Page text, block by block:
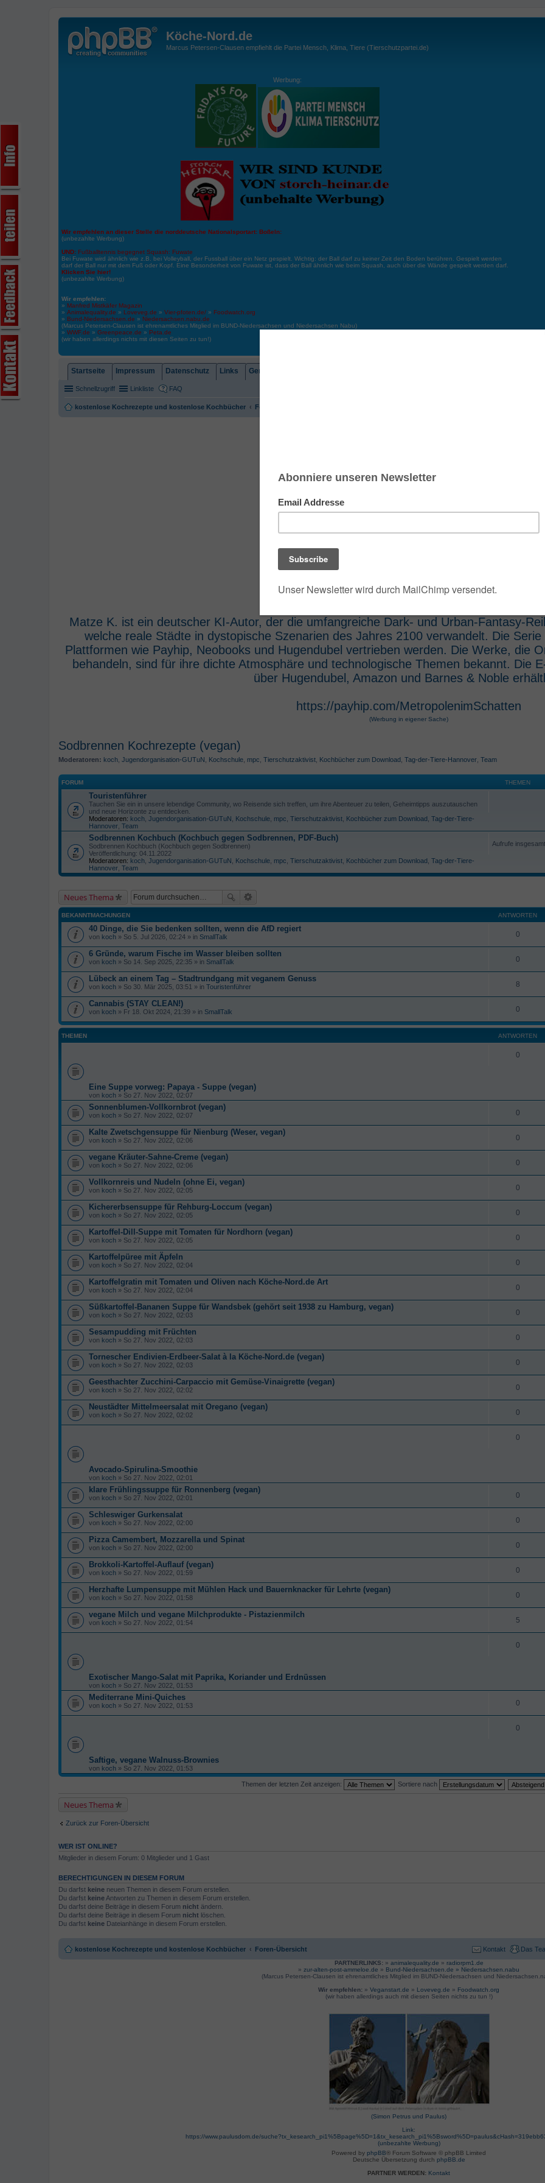
Köche-Nord.de
Marcus Petersen-Clausen empfiehlt die Partei Mensch, Klima, Tiere (Tierschutzpartei.de)
Werbung:
Wir empfehlen an dieser Stelle die norddeutsche Nationalsportart: Boßeln:
(unbezahlte Werbung)
UND: Fußballtennis begegnet Squash: Fuwate
Bei Fuwate wird ähnlich wie z.B. bei Volleyball, der Fussball über ein Netz gespielt. Wichtig: der Ball darf zu keiner Zeit den Boden berühren. Gespielt werden
darf der Ball nur mit dem Fuß oder Kopf. Eine Besonderheit von Fuwate ist, dass der Ball ähnlich wie beim Squash, auch über die Wände gespielt werden darf.
Klicken Sie hier!
(unbezahlte Werbung)
Wir empfehlen:
» Manfred Mistkäfer Magazin
» Animalequality.de » Loveveg.de » Vier-pfoten.de/ » Foodwatch.org
» Bund-Niedersachsen.de » Niedersachsen.nabu.de
(Marcus Petersen-Clausen ist ehrenamtliches Mitglied im BUND-Niedersachsen und Niedersachsen Nabu)
» WWF.de » Greenpeace.de » Peta.de
(wir haben allerdings nichts mit diesen Seiten zu tun!)
Startseite Impressum Datenschutz Links Gemeindebrief
Schnellzugriff Linkliste FAQ
kostenlose Kochrezepte und kostenlose Kochbücher Foren-Übersicht
Matze K. ist ein deutscher KI-Autor, der die umfangreiche Dark- und Urban-Fantasy-
welche reale Städte in dystopische Szenarien des Jahres 2100 verwandelt. Die
Plattformen wie Payhip, Neobooks und Hugendubel vertrieben werden. Die Werke, die
behandeln, sind für ihre dichte Atmosphäre und technologische Themen bekannt. Die
über Hugendubel, Amazon und Barnes & Noble
https://payhip.com/MetropolenimSchatten
(Werbung in eigener Sache)
Sodbrennen Kochrezepte (vegan)
Moderatoren: koch, Jugendorganisation-GUTuN , Kochschule, mpc, Tierschutzaktivist, Kochbücher zum Download, Tag-der-Tiere-Hannover, Team
FORUM THEMEN
Touristenführer
Tauchen Sie ein in unsere lebendige Community, wo Reisende sich treffen, um ihre Abenteuer zu teilen, Geheimtipps auszutauschen
und neue Horizonte zu entdecken.
Moderatoren: koch Jugendorganisation-GUTuN Kochschule mpc Tierschutzaktivist Kochbücher zum Download Tag-der-Tiere-
Hannover Team
Sodbrennen Kochbuch (Kochbuch gegen Sodbrennen, PDF-Buch)
Sodbrennen Kochbuch (Kochbuch gegen Sodbrennen)
Veröffentlichung: 04.11.2022
Moderatoren: koch Jugendorganisation-GUTuN Kochschule mpc Tierschutzaktivist Kochbücher zum Download Tag-der-Tiere-
Hannover Team
Aufrufe
Neues Thema
BEKANNTMACHUNGEN ANTWORTEN
40 Dinge, die Sie bedenken sollten, wenn die AfD regiert
von koch » So 5. Jul 2026, 02:24 » in SmallTalk 0
6 Gründe, warum Fische im Wasser bleiben sollten
von koch » So 14. Sep 2025, 22:35 » in SmallTalk 0
Lübeck an einem Tag – Stadtrundgang mit veganem Genuss
von koch » So 30. Mär 2025, 03:51 » in Touristenführer 8
Cannabis (STAY CLEAN!)
von koch » Fr 18. Okt 2024, 21:39 » in SmallTalk 0
THEMEN ANTWORTEN
Eine Suppe vorweg: Papaya - Suppe (vegan)
von koch » So 27. Nov 2022, 02:07
0
Sonnenblumen-Vollkornbrot (vegan)
von koch » So 27. Nov 2022, 02:07 0
Kalte Zwetschgensuppe für Nienburg (Weser, vegan)
von koch » So 27. Nov 2022, 02:06 0
vegane Kräuter-Sahne-Creme (vegan)
von koch » So 27. Nov 2022, 02:06 0
Vollkornreis und Nudeln (ohne Ei, vegan)
von koch » So 27. Nov 2022, 02:05 0
Kichererbsensuppe für Rehburg-Loccum (vegan)
von koch » So 27. Nov 2022, 02:05 0
Kartoffel-Dill-Suppe mit Tomaten für Nordhorn (vegan)
von koch » So 27. Nov 2022, 02:05 0
Kartoffelpüree mit Äpfeln
von koch » So 27. Nov 2022, 02:04 0
Kartoffelgratin mit Tomaten und Oliven nach Köche-Nord.de Art
von koch » So 27. Nov 2022, 02:04 0
Süßkartoffel-Bananen Suppe für Wandsbek (gehört seit 1938 zu Hamburg, vegan)
von koch » So 27. Nov 2022, 02:03 0
Sesampudding mit Früchten
von koch » So 27. Nov 2022, 02:03 0
Tornescher Endivien-Erdbeer-Salat à la Köche-Nord.de (vegan)
von koch » So 27. Nov 2022, 02:03 0
Geesthachter Zucchini-Carpaccio mit Gemüse-Vinaigrette (vegan)
von koch » So 27. Nov 2022, 02:02 0
Neustädter Mittelmeersalat mit Oregano (vegan)
von koch » So 27. Nov 2022, 02:02 0
Avocado-Spirulina-Smoothie
von koch » So 27. Nov 2022, 02:01
0
klare Frühlingssuppe für Ronnenberg (vegan)
von koch » So 27. Nov 2022, 02:01 0
Schleswiger Gurkensalat
von koch » So 27. Nov 2022, 02:00 0
Pizza Camembert, Mozzarella und Spinat
von koch » So 27. Nov 2022, 02:00 0
Brokkoli-Kartoffel-Auflauf (vegan)
von koch » So 27. Nov 2022, 01:59 0
Herzhafte Lumpensuppe mit Mühlen Hack und Bauernknacker für Lehrte (vegan)
von koch » So 27. Nov 2022, 01:58 0
vegane Milch und vegane Milchprodukte - Pistazienmilch
von koch » So 27. Nov 2022, 01:54 5
Exotischer Mango-Salat mit Paprika, Koriander und Erdnüssen
von koch » So 27. Nov 2022, 01:53
0
Mediterrane Mini-Quiches
von koch » So 27. Nov 2022, 01:53 0
Saftige, vegane Walnuss-Brownies
von koch » So 27. Nov 2022, 01:53
0
Themen der letzten Zeit anzeigen: Sortiere nach
Neues Thema
Zurück zur Foren-Übersicht
WER IST ONLINE?
Mitglieder in diesem Forum: 0 Mitglieder und 1 Gast
BERECHTIGUNGEN IN DIESEM FORUM
Du darfst keine neuen Themen in diesem Forum erstellen.
Du darfst keineAntworten zu Themen in diesem Forum erstellen.
Du darfst deine Beiträge in diesem Forum nicht ändern.
Du darfst deine Beiträge in diesem Forum nicht löschen.
Du darfst keine Dateianhänge in diesem Forum erstellen.
kostenlose Kochrezepte und kostenlose Kochbücher Foren-Übersicht Das
Kontakt
PARTNERLINKS: » animalequality.de » radiorpm1.de
» zur-alten-post-ammeloe.de » Bund-Niedersachsen.de » Niedersachsen.nabu
(Marcus Petersen-Clausen ist ehrenamtliches Mitglied im BUND-Niedersachsen und
Wir empfehlen: » Veganstart.de » Loveveg.de » Foodwatch.org
(wir haben allerdings auch mit diesen Seiten nichts zu tun !)
(Simon Petrus und Paulus)
Link:
https://www.paulusdom.de/
(unbezahlte Werbung)
Powered by phpBB® Forum Software © phpBB Limited
Deutsche Übersetzung durch phpBB.de
PARTNER WERDEN: Kontakt